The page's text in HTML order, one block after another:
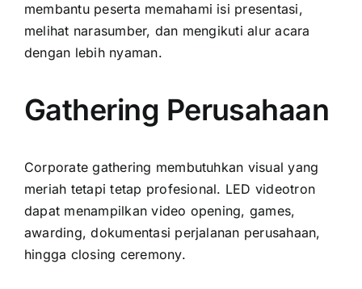
membantu peserta memahami isi presentasi,
melihat narasumber, dan mengikuti alur acara
dengan lebih nyaman.
Gathering Perusahaan
Corporate gathering membutuhkan visual yang
meriah tetapi tetap profesional. LED videotron
dapat menampilkan video opening, games,
awarding, dokumentasi perjalanan perusahaan,
hingga closing ceremony.